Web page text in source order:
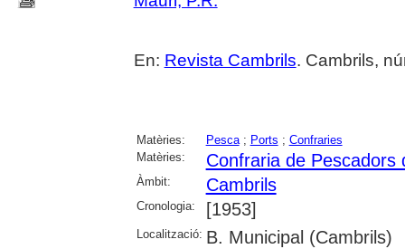
En: Revista Cambrils. Cambrils,
Matèries: Pesca; Ports ; Confraries
Matèries:
Confraria de Pescadors
Àmbit: Cambrils
Cronologia: [1953]
Localització: B. Municipal (Cambrils)